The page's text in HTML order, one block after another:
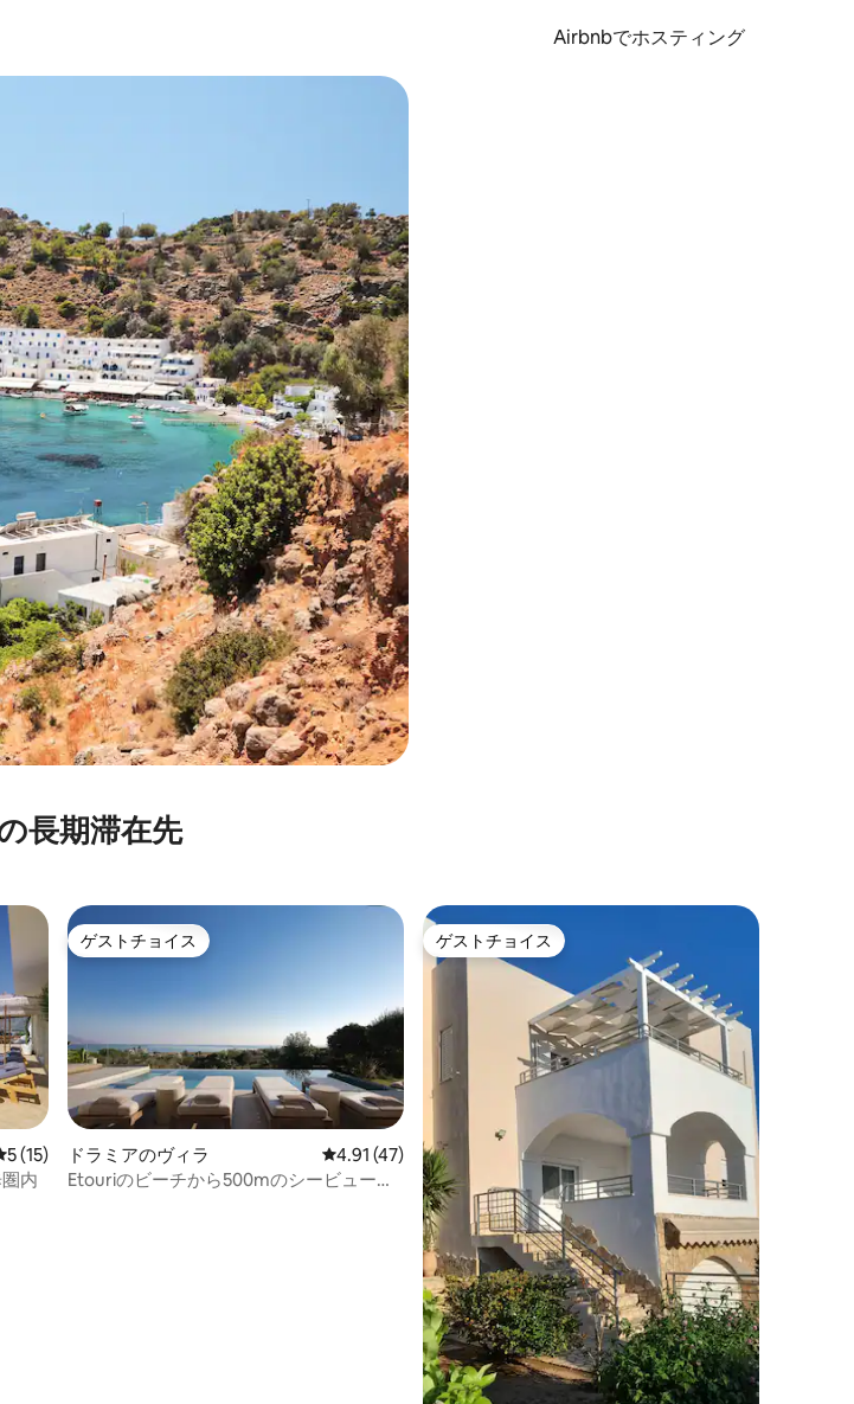
Airbnbでホスティング
はスワイプして検索結果を確認することができます。
長期滞在先
ビュー15件、5つ星中5つ星の平均評価
5 (15)
内
ゲストチョイス
ゲストチョイス
ドラミアのヴィラ レビュー47件、5つ星中4.91つ星の平均評価
4.91 (47)
Etouriのビーチから500mのシービューサ
ゲストチョイス
ゲストチョイス